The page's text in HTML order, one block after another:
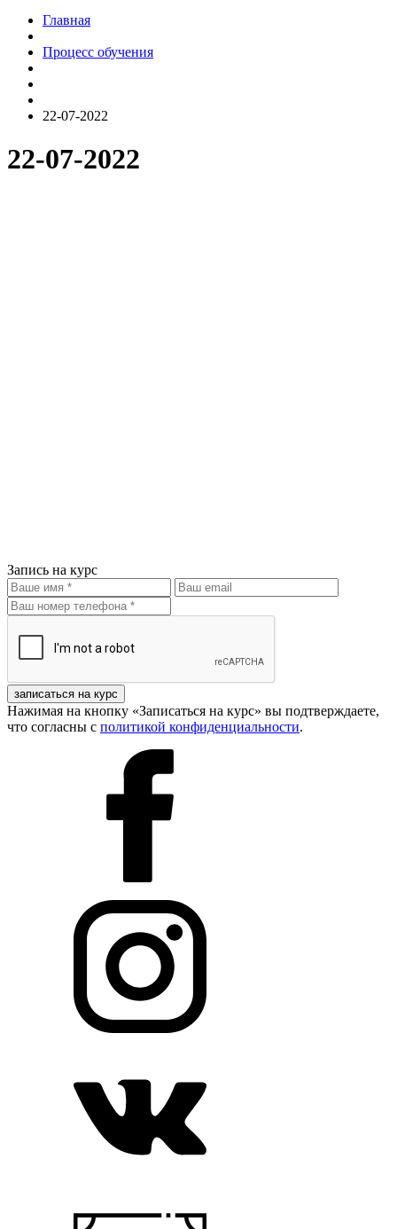
Главная
Процесс обучения
22-07-2022
22-07-2022
Запись на курс
записаться на курс
Нажимая на кнопку «Записаться на курс» вы подтверждаете,
что согласны с политикой конфиденциальности.